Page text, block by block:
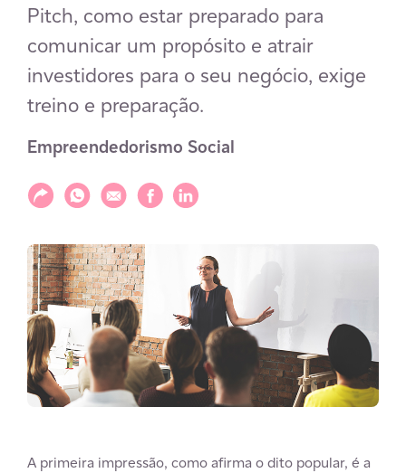
Pitch, como estar preparado para
comunicar um propósito e atrair
investidores para o seu negócio, exige
treino e preparação.
Empreendedorismo Social
Compartilhar
Compartilhar via WhatsApp
Compartilhar via E-mail
Compartilhar via Facebook
Compartilhar via LinkedIn
A primeira impressão, como afirma o dito popular, é a